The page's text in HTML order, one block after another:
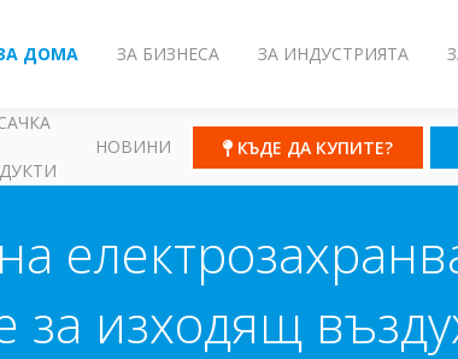
ДОМА ЗА БИЗНЕСА ЗА ИНДУСТРИЯТА
НОВИНИ КЪДЕ ДА КУПИТЕ?
за изходящ